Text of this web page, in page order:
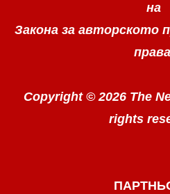
на
Закона за авторското
Copyright © 2026 The
rights